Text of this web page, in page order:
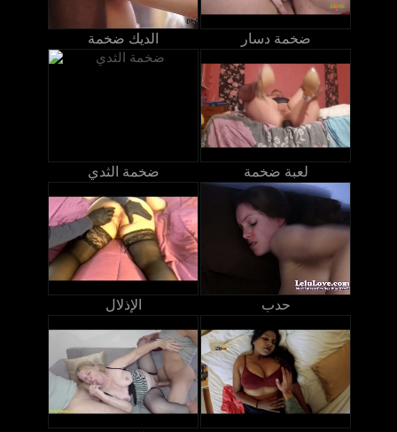
الديك ضخمة ضخمة دسار
ضخمة الثدي لعبة ضخمة
الإذلال حدب